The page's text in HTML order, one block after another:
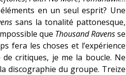
en un seul esprit? Une
sans la tonalité pattonesque,
que Thousand Ravensse
fera les choses et l’expérience
de critiques, je me la boucle. Ne
discographie du groupe. Treize